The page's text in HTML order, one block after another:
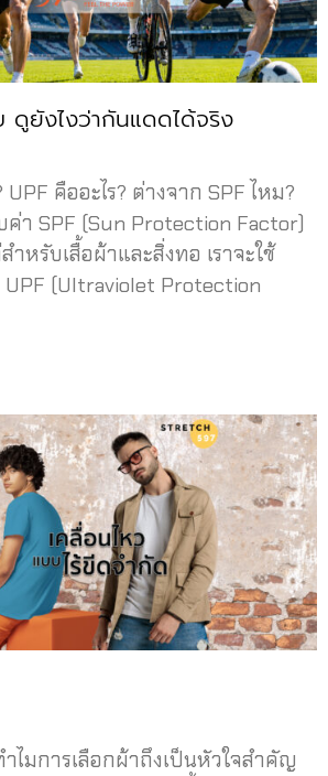
ดูยังไงว่ากันแดดได้จริง
คืออะไร? ต่างจาก SPF ไหม?
า SPF (Sun Protection Factor)
หรับเสื้อผ้าและสิ่งทอ เราจะใช้
(Ultraviolet Protection
ไมการเลือกผ้าถึงเป็นหัวใจสำคัญ